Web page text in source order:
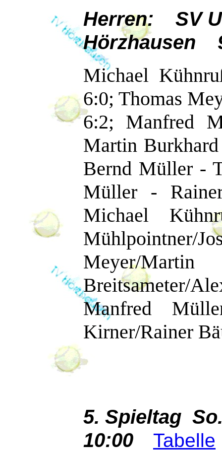
Herren: SV
Hörzhausen
Michael
6:0; Thomas
6:2; Manfred
Martin
Bernd Müller -
Müller -
Michael
Mühlpointner/
Meyer/
Breitsameter/
Manfred
Kirner/Rainer
5. Spieltag
10:00
Tabelle